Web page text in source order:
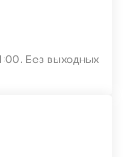
Без выходных